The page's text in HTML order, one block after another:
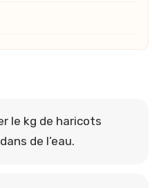
le kg de haricots
de l’eau.